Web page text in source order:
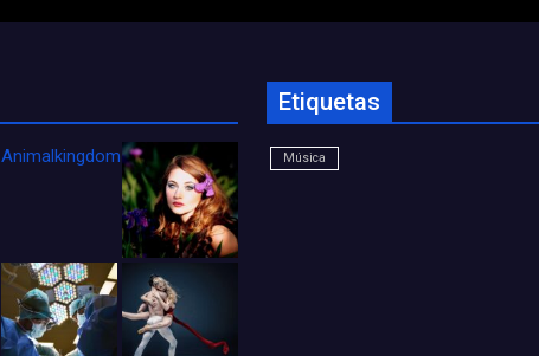
Animalkingdom_FichaCine
Etiquetas
Música